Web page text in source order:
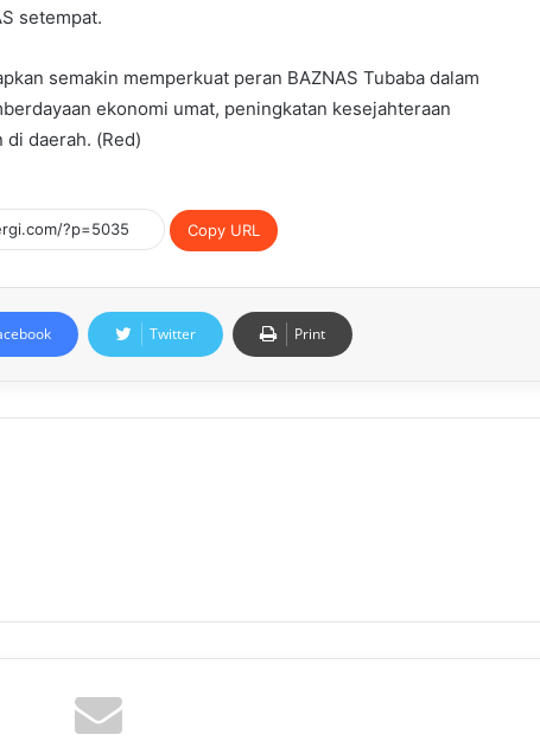
setempat.
semakin memperkuat peran BAZNAS Tubaba dalam
ekonomi umat, peningkatan kesejahteraan
di daerah. (Red)
Copy URL
Twitter Print